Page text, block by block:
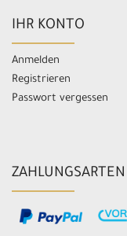
IHR KONTO
Anmelden
Registrieren
Passwort vergessen
ZAHLUNGSARTEN